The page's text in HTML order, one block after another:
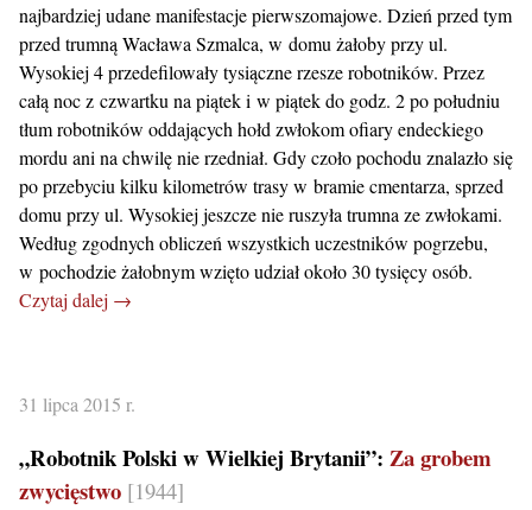
najbardziej udane manifestacje pierwszomajowe. Dzień przed tym
przed trumną Wacława Szmalca, w domu żałoby przy ul.
Wysokiej 4 przedefilowały tysiączne rzesze robotników. Przez
całą noc z czwartku na piątek i w piątek do godz. 2 po południu
tłum robotników oddających hołd zwłokom ofiary endeckiego
mordu ani na chwilę nie rzedniał. Gdy czoło pochodu znalazło się
po przebyciu kilku kilometrów trasy w bramie cmentarza, sprzed
domu przy ul. Wysokiej jeszcze nie ruszyła trumna ze zwłokami.
Według zgodnych obliczeń wszystkich uczestników pogrzebu,
w pochodzie żałobnym wzięto udział około 30 tysięcy osób.
Czytaj dalej →
31 lipca 2015 r.
„Robotnik Polski w Wielkiej Brytanii”: Za grobem
zwycięstwo [1944]